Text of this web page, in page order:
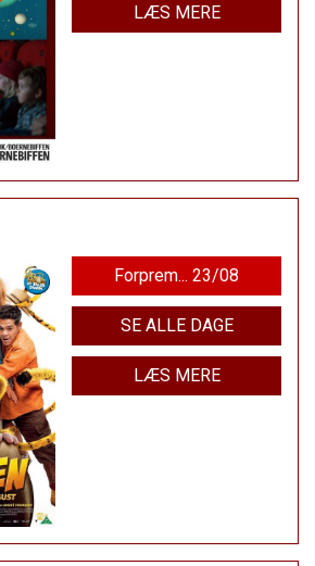
LÆS MERE
Forprem... 23/08
SE ALLE DAGE
LÆS MERE